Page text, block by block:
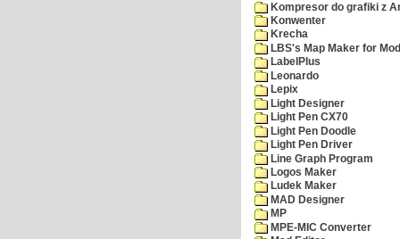
Kompresor do grafiki z
Konwenter
Krecha
LBS's Map Maker for
LabelPlus
Leonardo
Lepix
Light Designer
Light Pen CX70
Light Pen Doodle
Light Pen Driver
Line Graph Program
Logos Maker
Ludek Maker
MAD Designer
MP
MPE-MIC Converter